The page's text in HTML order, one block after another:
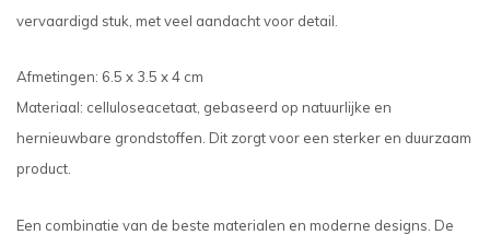
vervaardigd stuk, met veel aandacht voor detail.
Afmetingen: 6.5 x 3.5 x 4 cm
Materiaal: celluloseacetaat, gebaseerd op natuurlijke en
hernieuwbare grondstoffen. Dit zorgt voor een sterker en duurzaam
product.
Een combinatie van de beste materialen en moderne designs. De